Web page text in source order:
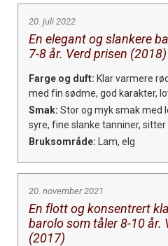
20. juli 2022
En elegant og slankere
7-8 år. Verd prisen (2018)
Farge og duft: Klar varmere
med fin sødme, god karakter,
Smak: Stor og myk smak med
syre, fine slanke tanniner, sitter
Bruksområde: Lam, elg
20. november 2021
En flott og konsentrert
barolo som tåler 8-10 år.
(2017)